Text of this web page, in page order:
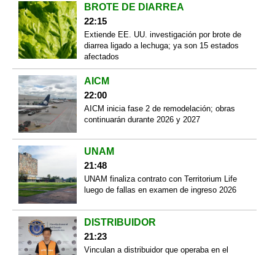
BROTE DE DIARREA
22:15
Extiende EE. UU. investigación por brote de
diarrea ligado a lechuga; ya son 15 estados
afectados
AICM
22:00
AICM inicia fase 2 de remodelación; obras
continuarán durante 2026 y 2027
UNAM
21:48
UNAM finaliza contrato con Territorium Life
luego de fallas en examen de ingreso 2026
DISTRIBUIDOR
21:23
Vinculan a distribuidor que operaba en el